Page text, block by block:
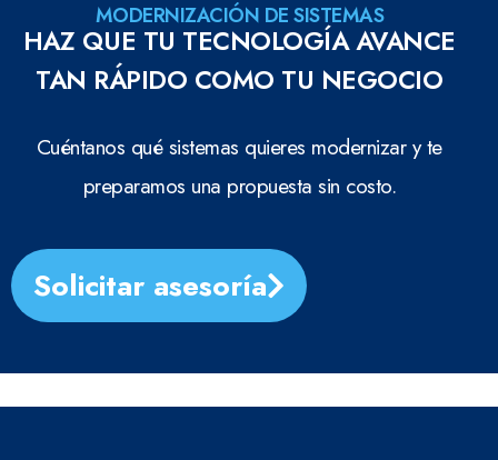
MODERNIZACIÓN DE SISTEMAS
HAZ QUE TU TECNOLOGÍA AVANCE
TAN RÁPIDO COMO TU NEGOCIO
Cuéntanos qué sistemas quieres modernizar y te
preparamos una propuesta sin costo.
Solicitar asesoría